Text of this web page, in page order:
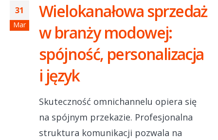
31
Mar
Wielokanałowa sprzedaż
w branży modowej:
spójność, personalizacja
i język
Skuteczność omnichannelu opiera się
na spójnym przekazie. Profesjonalna
struktura komunikacji pozwala na